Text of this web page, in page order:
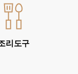
리도구